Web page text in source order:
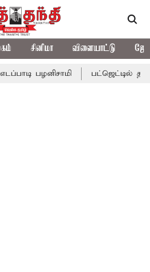
சினிமா விளையாட்டு
பட்ஜெட்டில் தவெக அரசின்